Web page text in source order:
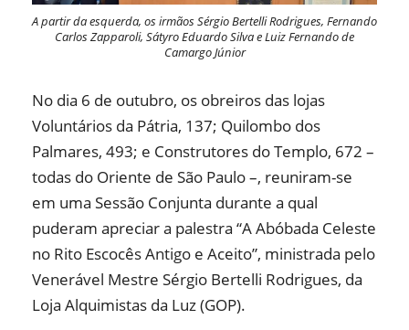
A partir da esquerda, os irmãos Sérgio Bertelli Rodrigues, Fernando
Carlos Zapparoli, Sátyro Eduardo Silva e Luiz Fernando de
Camargo Júnior
No dia 6 de outubro, os obreiros das lojas
Voluntários da Pátria, 137; Quilombo dos
Palmares, 493; e Construtores do Templo, 672 –
todas do Oriente de São Paulo –, reuniram-se
em uma Sessão Conjunta durante a qual
puderam apreciar a palestra “A Abóbada Celeste
no Rito Escocês Antigo e Aceito”, ministrada pelo
Venerável Mestre Sérgio Bertelli Rodrigues, da
Loja Alquimistas da Luz (GOP).